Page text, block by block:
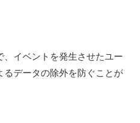
イベントを発生させたユー
データの除外を防ぐことが